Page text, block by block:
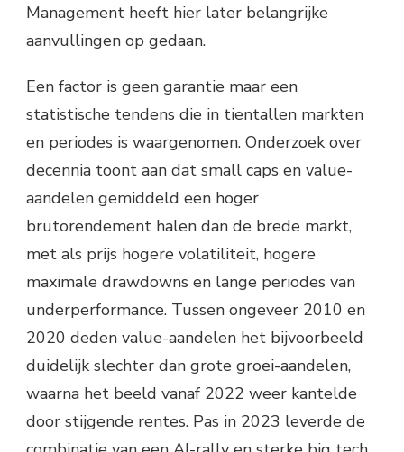
Management heeft hier later belangrijke
aanvullingen op gedaan.
Een factor is geen garantie maar een
statistische tendens die in tientallen markten
en periodes is waargenomen. Onderzoek over
decennia toont aan dat small caps en value-
aandelen gemiddeld een hoger
brutorendement halen dan de brede markt,
met als prijs hogere volatiliteit, hogere
maximale drawdowns en lange periodes van
underperformance. Tussen ongeveer 2010 en
2020 deden value-aandelen het bijvoorbeeld
duidelijk slechter dan grote groei-aandelen,
waarna het beeld vanaf 2022 weer kantelde
door stijgende rentes. Pas in 2023 leverde de